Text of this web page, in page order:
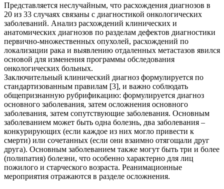
Представляется неслучайным, что расхождения диагнозов в
20 из 33 случаях связаны с диагностикой онкологических
заболеваний. Анализ расхождений клинических и
анатомических диагнозов по разделам дефектов диагностики
первично-множественных опухолей, расхождений по
локализации рака и выявлению отдаленных метастазов явился
основой для изменения программы обследования
онкологических больных.
Заключительный клинический диагноз формулируется по
стандартизованным правилам [3], и важно соблюдать
общепризнанную рубрификацию: формулируется диагноз
основного заболевания, затем осложнения основного
заболевания, затем сопутствующие заболевания. Основным
заболеванием может быть одна болезнь, два заболевания –
конкурирующих (если каждое из них могло привести к
смерти) или сочетанных (если они взаимно отягощали друг
друга). Основным заболеванием также могут быть три и более
(полипатия) болезни, что особенно характерно для лиц
пожилого и старческого возраста. Реанимационные
мероприятия отражаются в разделе осложнения.